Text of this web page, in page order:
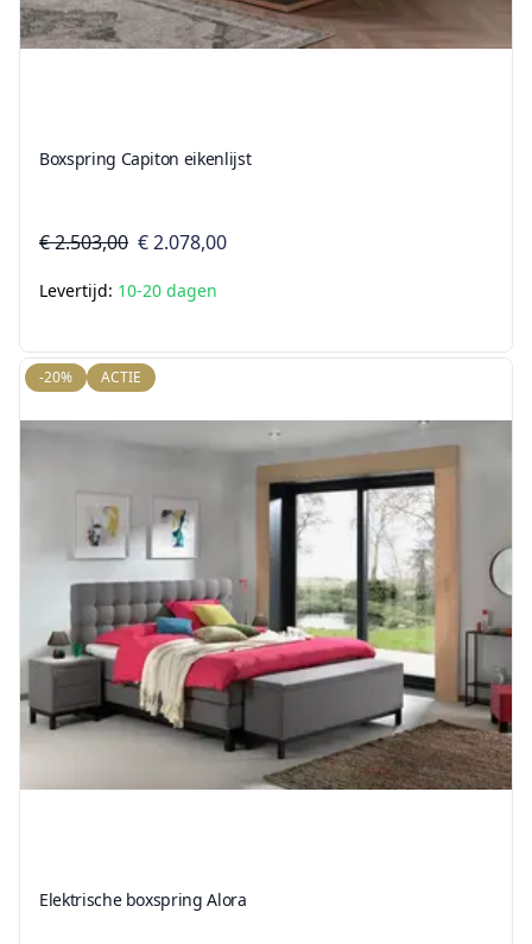
Boxspring Capiton eikenlijst
€ 2.503,00 € 2.078,00
Levertijd: 10-20 dagen
-20% ACTIE
Elektrische boxspring Alora